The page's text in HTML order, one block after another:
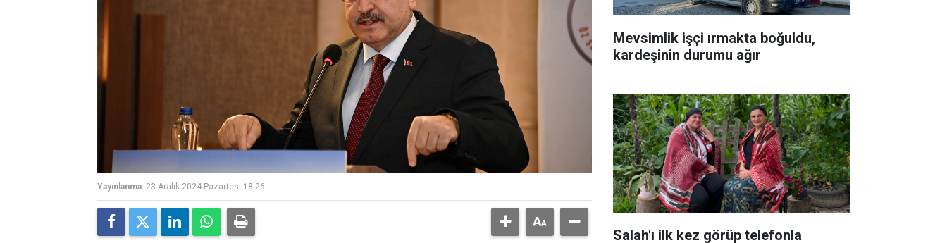
Yayınlanma: 23 Aralık 2024 Pazartesi 18:26
Mevsimlik işçi ırmakta boğuldu,
kardeşinin durumu ağır
Salah'ı ilk kez görüp telefonla